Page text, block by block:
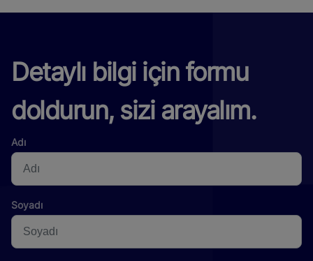
Detaylı bilgi için formu
doldurun, sizi arayalım.
Adı
Soyadı